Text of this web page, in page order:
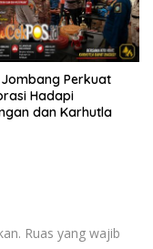
Perkuat
Hadapi
dan Karhutla
Ruas yang wajib